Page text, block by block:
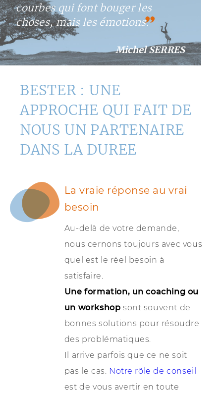
courbes qui font bouger les
choses, mais les émotions.
Michel SERRES
BESTER : UNE
APPROCHE QUI FAIT DE
NOUS UN PARTENAIRE
DANS LA DUREE
La vraie réponse au vrai
besoin
Au-delà de votre demande,
nous cernons toujours avec vous
quel est le réel besoin à
satisfaire.
Uneformation, un coaching ou
un workshop sont souvent de
bonnes solutions pour résoudre
des problématiques.
Il arrive parfois que ce ne soit
pas le cas. Notre rôle de conseil
est de vous avertir en toute